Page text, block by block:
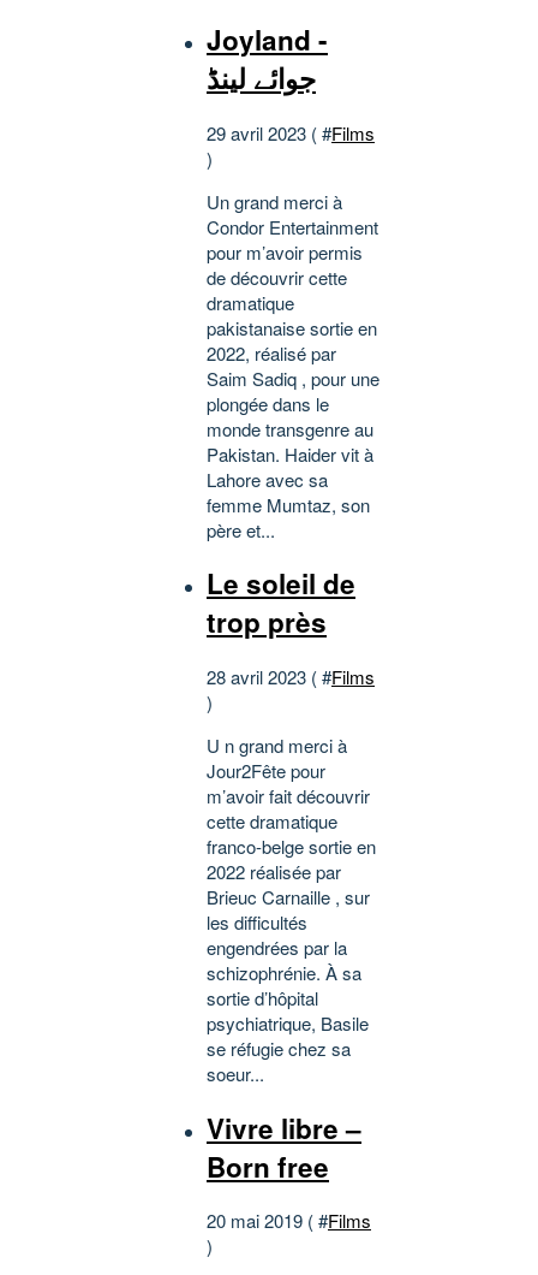
Joyland -
جوائے لینڈ
29 avril 2023 ( #Films
)
Un grand merci à
Condor Entertainment
pour m’avoir permis
de découvrir cette
dramatique
pakistanaise sortie en
2022, réalisé par
Saim Sadiq , pour une
plongée dans le
monde transgenre au
Pakistan. Haider vit à
Lahore avec sa
femme Mumtaz, son
père et...
Le soleil de
trop près
28 avril 2023 ( #Films
)
U n grand merci à
Jour2Fête pour
m’avoir fait découvrir
cette dramatique
franco-belge sortie en
2022 réalisée par
Brieuc Carnaille , sur
les difficultés
engendrées par la
schizophrénie. À sa
sortie d’hôpital
psychiatrique, Basile
se réfugie chez sa
soeur...
Vivre libre –
Born free
20 mai 2019 ( #Films
)